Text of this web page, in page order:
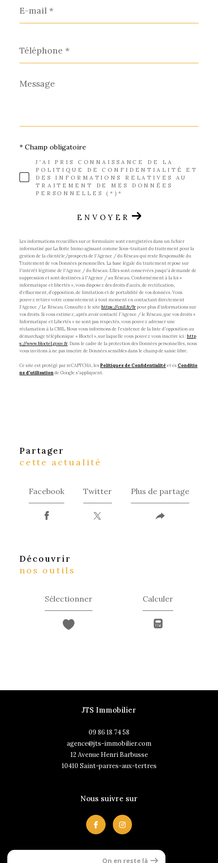
mail
*
*
Message
*
J'AI PRIS CONNAISSANCE DE LA
POLITIQUE DE CONFIDENTIALITÉ ET
DES INFORMATIONS RELATIVES AU
TRAITEMENT DE MES DONNÉES
PERSONNELLES (*)*
* Champ obligatoire
ENVOYER
Les informations recueillies sur ce formulaire sont enregistrées dans un fichier
informatisé par La Boite Immo agissant comme Sous-traitant du traitement pour la
gestion de la clientèle/prospects de l'Agence / du Réseau qui reste Responsable du
Traitement de vos Données personnelles. La base légale du traitement repose sur
l'intérêt légitime de l'Agence / du Réseau. Elles sont conservées jusqu'à demande de
suppression et sont destinées à l'Agence / au Réseau. Conformément à la loi «
informatique et libertés », vous disposez des droits d’accès, de rectification,
d’effacement, d’opposition, de limitation et de portabilité de vos données. Vous
pouvez retirer votre consentement à tout moment en contactant directement
l’Agence / Le Réseau. Consultez le site https://cnil.fr/frpour plus d’informations sur
vos droits. Si vous estimez, après avoir contacté l'Agence / le Réseau, que vos droits «
Informatique et Libertés » ne sont pas respectés, vous pouvez adresser une
réclamation à la CNIL. Nous vous informons de l’existence de la liste d'opposition au
démarchage téléphonique « Bloctel », sur laquelle vous pouvez vous inscrire ici :http
s://www.bloctel.gouv.fr. Dans le cadre de la protection des Données personnelles, nous
vous invitons à ne pas inscrire de Données sensibles dans le champ de saisie libre.
Ce site est protégé par reCAPTCHA, lesPolitiques de Confidentialitéet esConditio
ns d'utilisationde Google s'appliquent.
partager
cette actualité
Facebook Twitter Plus de partage
découvrir
nos outils
Sélectionner Calculer
JTS Immobilier
09 86 18 74 58
agence@jts-immobilier.com
12 Avenue Henri Barbusse
10410
saint-parres-aux-tertres
Nous suivre sur
On en reste là